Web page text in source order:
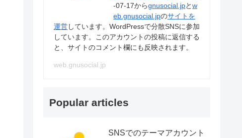
-07-17からgnusocial.jpとw
eb.gnusocial.jpのサイトを
運営しています。WordPressで分散SNSに参加
しています。このアカウントの投稿に返信する
と、サイトのコメント欄にも反映されます。
web.gnusocial.jp
Popular articles
SNSでのテーマアカウント